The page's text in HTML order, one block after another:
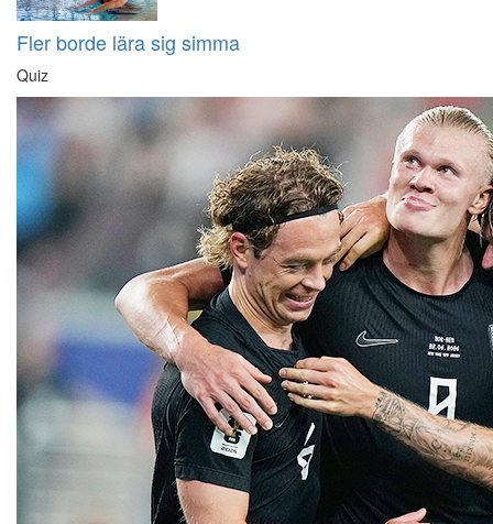
Fler borde lära sig simma
Quiz